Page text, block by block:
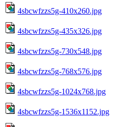
4sbcwfzzs5g-410x260.jpg
4sbcwfzzs5g-435x326.jpg
4sbcwfzzs5g-730x548.jpg
4sbcwfzzs5g-768x576.jpg
4sbcwfzzs5g-1024x768.jpg
4sbcwfzzs5g-1536x1152.jpg